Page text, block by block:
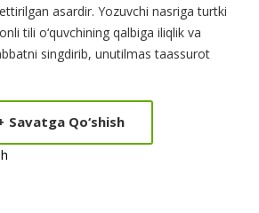
asardir. Yozuvchi nasriga turtki
tili o‘quvchining qalbiga iliqlik va
singdirib, unutilmas taassurot
Savatga Qo‘shish